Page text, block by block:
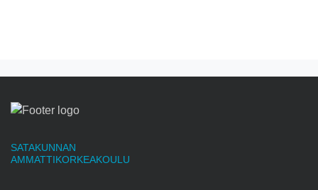
SATAKUNNAN
AMMATTIKORKEAKOULU